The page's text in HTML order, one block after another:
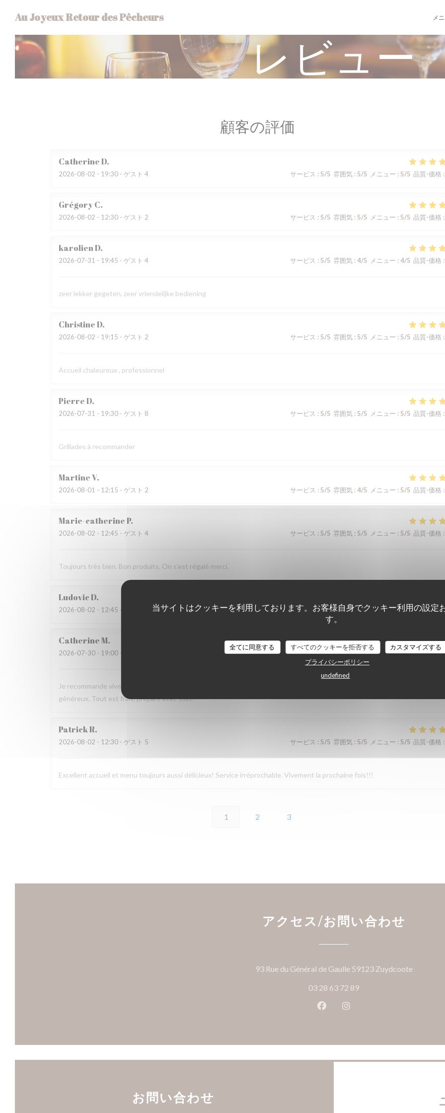
当サイトはクッキーを利用しております。お客様自身でクッキー利用の設定
す。
全てに同意する すべてのクッキーを拒否する
カスタマイズする
プライバシーポリシー
undefined
Au Joyeux Retour des Pêcheurs メ
レビュー
顧客の評価
CatherineD
2026-08-02 - 19:30 - ゲスト 4 サービス : 5/5 雰囲気: 5/5 メニュー : 5/5 品質-価格 :
GrégoryC
2026-08-02 - 12:30 - ゲスト 2 サービス : 5/5 雰囲気: 5/5 メニュー : 5/5 品質-価格 :
karolienD
2026-07-31 - 19:45 - ゲスト 4 サービス : 5/5 雰囲気: 4/5 メニュー : 4/5 品質-価格 :
zeer lekker gegeten, zeer vriendelijke bediening
ChristineD
2026-08-02 - 19:15 - ゲスト 2 サービス : 5/5 雰囲気: 5/5 メニュー : 5/5 品質-価格 :
Accueil chaleureux , professionnel
PierreD
2026-07-31 - 19:30 - ゲスト 8 サービス : 5/5 雰囲気: 5/5 メニュー : 5/5 品質-価格 :
Grillades à recommander
MartineV
2026-08-01 - 12:15 - ゲスト 2 サービス : 5/5 雰囲気: 4/5 メニュー : 5/5 品質-価格 :
Marie-catherineP
2026-08-02 - 12:45 - ゲスト 4 サービス : 5/5 雰囲気: 5/5 メニュー : 5/5 品質-価格 :
Toujours très bien. Bon produits. On s’est régalé merci.
LudovicD
2026-08-02 - 12:45 - ゲスト 4 サービス:5/5 雰囲気: 5/5 メニュー:5/5 品質-価格:
Catherine M
2026-07-30 - 19:00 - ゲスト 4 サービス:5/5 雰囲気:5/5 メニュー:5/5 品質-価格:
Je recommande vivement ce resto pour le servir, l’accueil et l’écoute des restaurateurs. Les plats sont simples mais tellement
généreux. Tout est frais, préparé avec soin.
PatrickR
2026-08-02 - 12:30 - ゲスト 5 サービス : 5/5 雰囲気 : 5/5 メニュー : 5/5 品質-価格 :
Excellent accueil et menu toujours aussi délicieux! Service irréprochable. Vivement la prochaine fois!!!
1 2 3
アクセス/お問い合わせ
93 Rue du Général de Gaulle 59123 Zuydcoote((新しい
03 28 63 72 89
Facebook ((新しいウィンドウ
Instagram ((新しいウィ
お問い合わせ